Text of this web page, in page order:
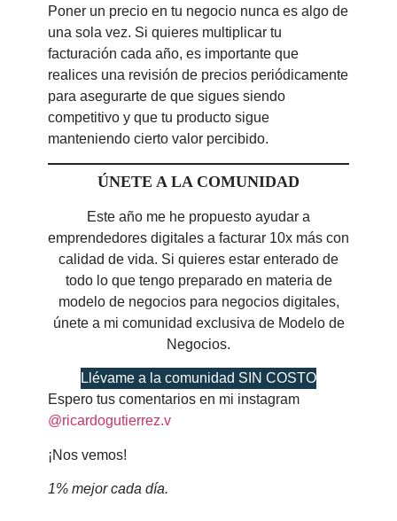
Poner un precio en tu negocio nunca es algo de
una sola vez. Si quieres multiplicar tu
facturación cada año, es importante que
realices una revisión de precios periódicamente
para asegurarte de que sigues siendo
competitivo y que tu producto sigue
manteniendo cierto valor percibido.
ÚNETE A LA COMUNIDAD
Este año me he propuesto ayudar a
emprendedores digitales a facturar 10x más con
calidad de vida. Si quieres estar enterado de
todo lo que tengo preparado en materia de
modelo de negocios para negocios digitales,
únete a mi comunidad exclusiva de Modelo de
Negocios.
Llévame a la comunidad SIN COSTO
Espero tus comentarios en mi instagram
@ricardogutierrez.v
¡Nos vemos!
1% mejor cada día.